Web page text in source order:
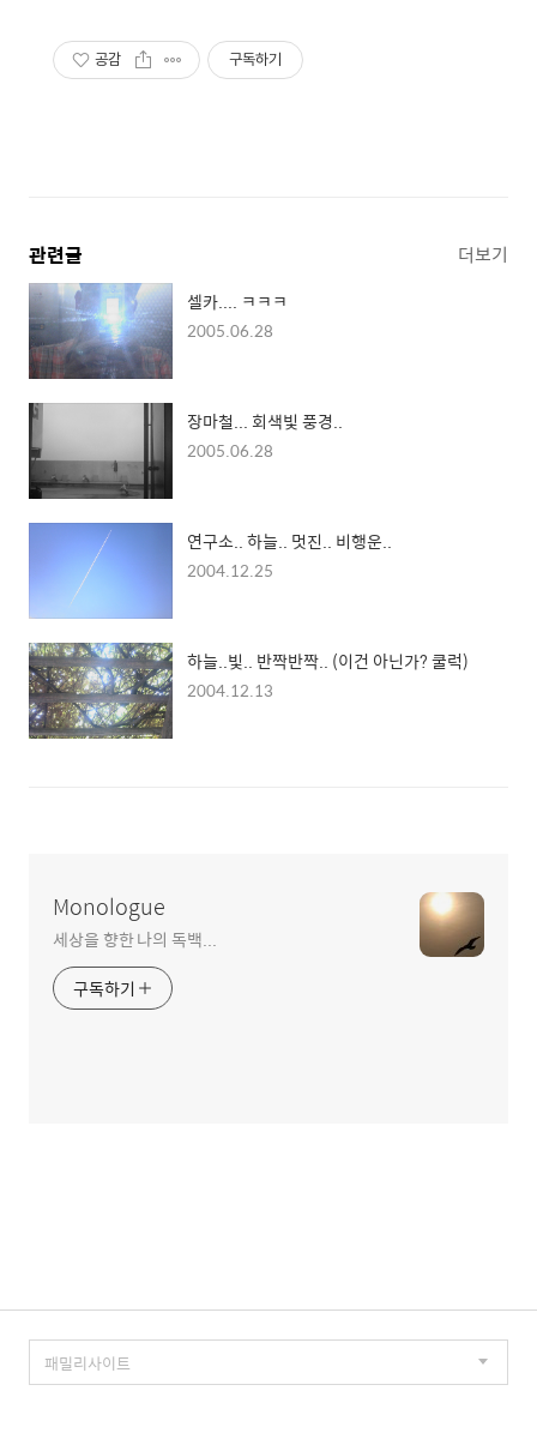
공감 구독하기
관련글 더보기
셀카.... ㅋㅋㅋ
2005.06.28
장마철... 회색빛 풍경..
2005.06.28
연구소.. 하늘.. 멋진.. 비행운..
2004.12.25
하늘..빛.. 반짝반짝.. (이건 아닌가? 쿨럭)
2004.12.13
Monologue
세상을 향한 나의 독백...
구독하기